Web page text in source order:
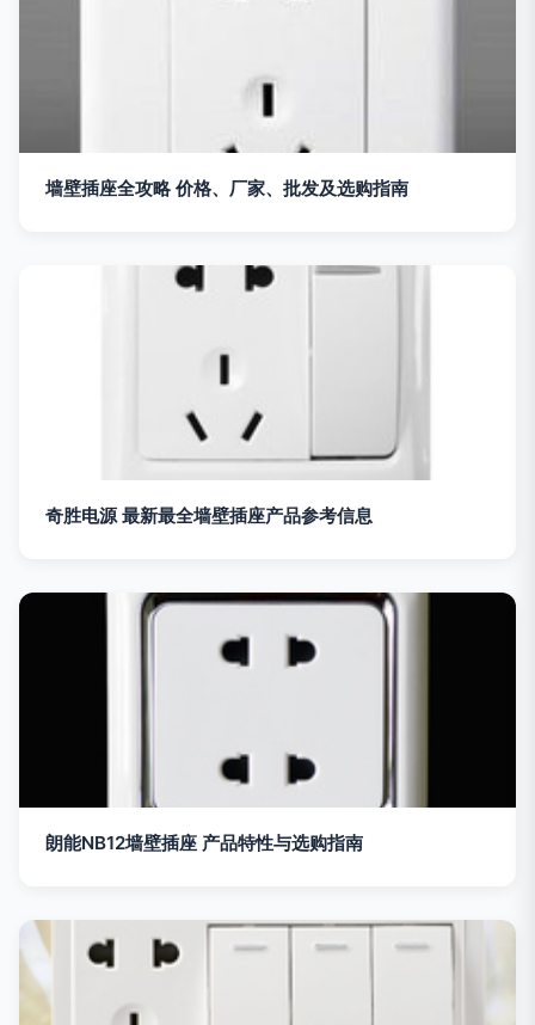
墙壁插座全攻略 价格、厂家、批发及选购指南
奇胜电源 最新最全墙壁插座产品参考信息
朗能NB12墙壁插座 产品特性与选购指南